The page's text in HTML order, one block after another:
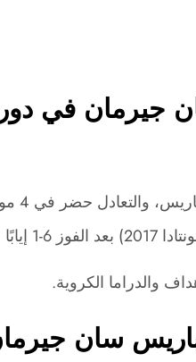
جيرمان في
كامب نو.
والدراما الكروية.
سان